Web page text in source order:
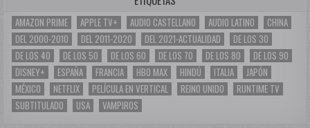
AMAZON PRIME APPLE TV+ AUDIO CASTELLANO AUDIO LATINO
CHINA
DEL 2000-2010
DEL 2011-2020 DEL 2021-ACTUALIDAD
DE LOS 30
DE LOS 40
DE LOS 50 DE LOS 60 DE LOS 70 DE LOS 80
DE LOS 90
DISNEY+
ESPAÑA FRANCIA HBO MAX HINDÚ ITALIA
JAPÓN
MÉXICO
NETFLIX PELÍCULA EN VERTICAL REINO UNIDO
RUNTIME TV
SUBTITULADO
USA VAMPIROS